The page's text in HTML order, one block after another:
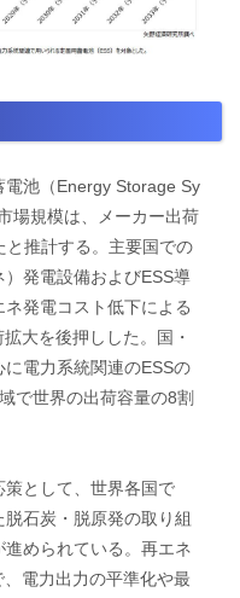
電池（Energy Storage Sy
場規模は、メーカー出荷
推計する。主要国での
発電設備およびESS導
発電コスト低下による
大を後押しした。国・
電力系統関連のESSの
で世界の出荷容量の8割
として、世界各国で
石炭・脱原発の取り組
められている。再エネ
電力出力の平準化や最